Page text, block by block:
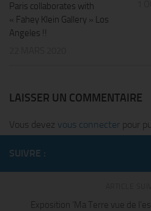
Paris collaborates with
« Fahey Klein Gallery » Los
Angeles !!
LAISSER UN COMMENTAIRE
Vous devez vous connecter pour
SUIVRE :
Exposition ‘Ma Terre vue de